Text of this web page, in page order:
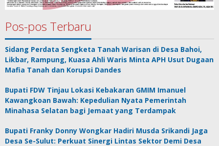
Pos-pos Terbaru
Sidang Perdata Sengketa Tanah Warisan di Desa Bahoi,
Likbar, Rampung, Kuasa Ahli Waris Minta APH Usut Dugaan
Mafia Tanah dan Korupsi Dandes
Bupati FDW Tinjau Lokasi Kebakaran GMIM Imanuel
Kawangkoan Bawah: Kepedulian Nyata Pemerintah
Minahasa Selatan bagi Jemaat yang Terdampak
Bupati Franky Donny Wongkar Hadiri Musda Srikandi Jaga
Desa Se-Sulut: Perkuat Sinergi Lintas Sektor Demi Desa